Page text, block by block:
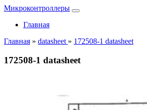
Микроконтроллеры
Главная
Главная » datasheet » 172508-1 datasheet
172508-1 datasheet